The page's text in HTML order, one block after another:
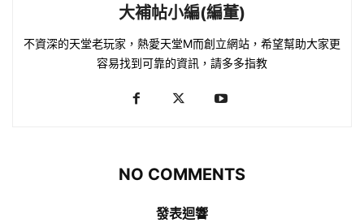
大補帖小編(編董)
不資深的天堂老玩家，熱愛天堂M而創立網站，希望幫助大家更
容易找到可靠的資訊，請多多指教
NO COMMENTS
發表迴響